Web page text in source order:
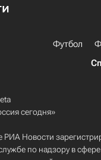
Футбол
сегодня»
РИА Новости
по надзору в сфере